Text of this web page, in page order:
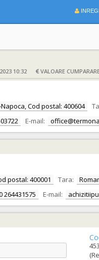
10:32 VALOARE
Cod postal: 400604
E-mail:
postal: 400001 Tara:
264431575 E-mail: